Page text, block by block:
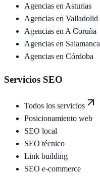
Agencias en Asturias
Agencias en Valladolid
Agencias en A Coruña
Agencias en Salamanca
Agencias en Córdoba
Servicios SEO
Todos los servicios
Posicionamiento web
SEO local
SEO técnico
Link building
SEO e-commerce